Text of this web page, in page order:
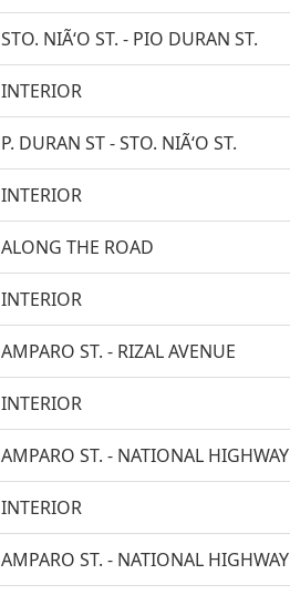
STO. NIÃ‘O ST. - PIO DURAN ST.
INTERIOR
P. DURAN ST - STO. NIÃ‘O ST.
INTERIOR
ALONG THE ROAD
INTERIOR
AMPARO ST. - RIZAL AVENUE
INTERIOR
AMPARO ST. - NATIONAL HIGHWAY
INTERIOR
AMPARO ST. - NATIONAL HIGHWAY